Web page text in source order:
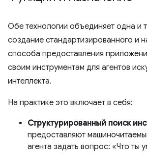
Обе технологии объединяет одна и
создание стандартизированного и
способа предоставления
своим инструментам для агентов
интеллекта.
На практике это включает в себя:
Структурированный поиск
предоставляют
агента задать вопрос: «Что ты